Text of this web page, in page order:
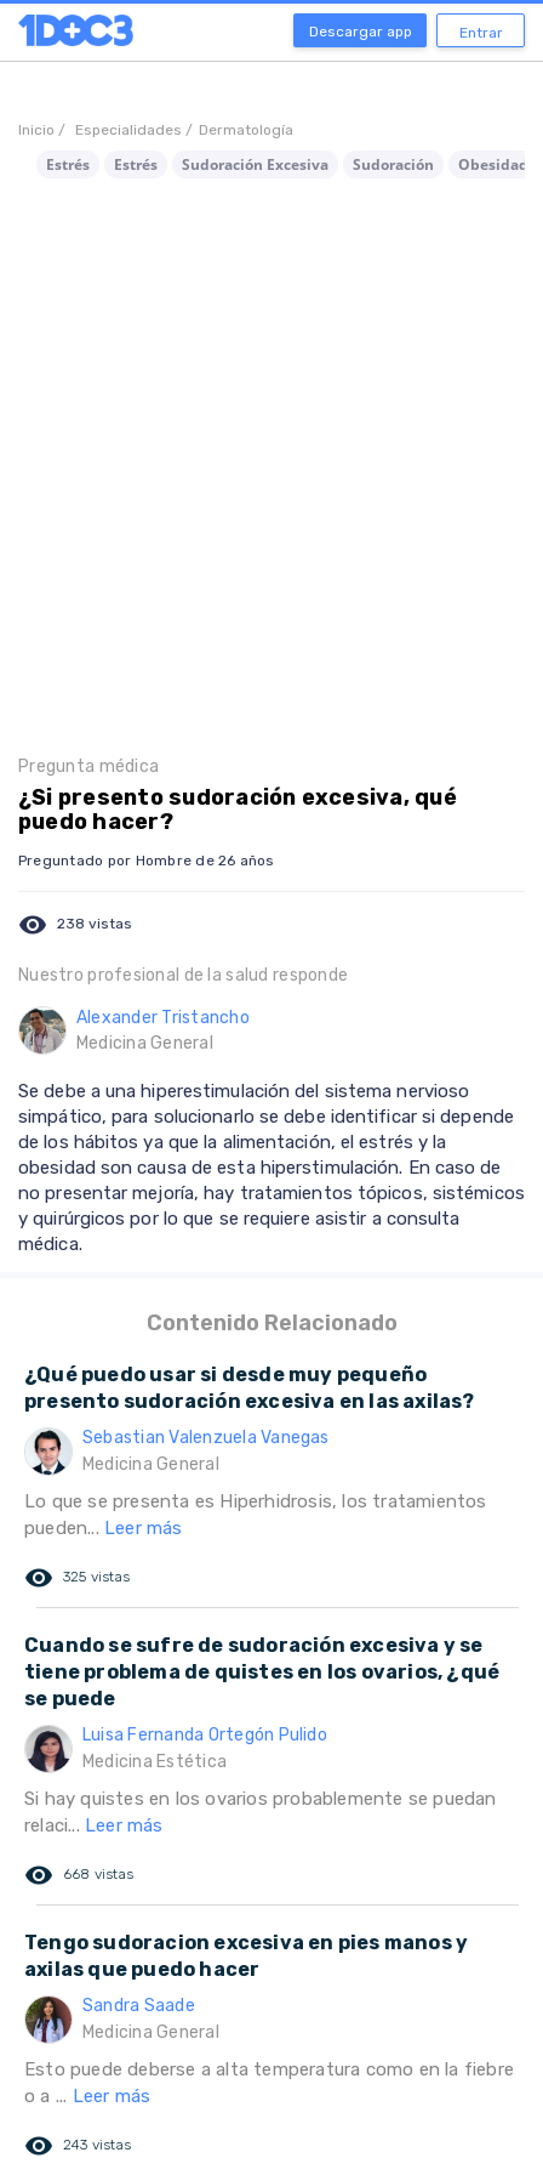
Descargar app Entrar
Inicio / Especialidades / Dermatología
Estrés Estrés Sudoración Excesiva Sudoración Obesidad
Pregunta médica
¿Si presento sudoración excesiva, qué
puedo hacer?
Preguntado por Hombre de 26 años
visibility 238 vistas
Nuestro profesional de la salud responde
Alexander Tristancho
Medicina General
Se debe a una hiperestimulación del sistema nervioso
simpático, para solucionarlo se debe identificar si depende
de los hábitos ya que la alimentación, el estrés y la
obesidad son causa de esta hiperstimulación. En caso de
no presentar mejoría, hay tratamientos tópicos, sistémicos
y quirúrgicos por lo que se requiere asistir a consulta
médica.
Contenido Relacionado
¿Qué puedo usar si desde muy pequeño
presento sudoración excesiva en las axilas?
Sebastian Valenzuela Vanegas
Medicina General
Lo que se presenta es Hiperhidrosis, los tratamientos
pueden... Leer más
remove_red_eye 325 vistas
Cuando se sufre de sudoración excesiva y se
tiene problema de quistes en los ovarios, ¿qué
se puede
Luisa Fernanda Ortegón Pulido
Medicina Estética
Si hay quistes en los ovarios probablemente se puedan
relaci... Leer más
remove_red_eye 668 vistas
Tengo sudoracion excesiva en pies manos y
axilas que puedo hacer
Sandra Saade
Medicina General
Esto puede deberse a alta temperatura como en la fiebre
o a ... Leer más
remove_red_eye 243 vistas